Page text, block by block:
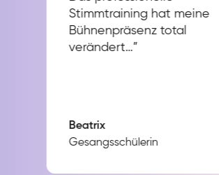
Stimmtraining hat meine
Bühnenpräsenz total
verändert…”
Beatrix
Gesangsschülerin